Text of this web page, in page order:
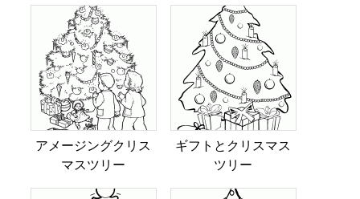
アメージングクリス
マスツリー
ギフトとクリスマス
ツリー